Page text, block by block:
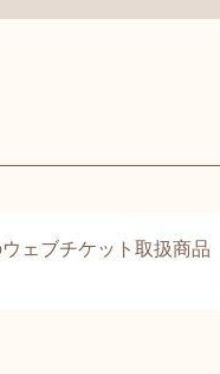
ェブチケット取扱商品